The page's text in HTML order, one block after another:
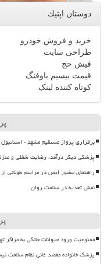
دوستان اپتیك
خرید و فروش خودرو
طراحی سایت
فیش حج
قیمت بیسیم باوفنگ
کوتاه کننده لینک
برقراری پرواز مستقیم مشهد - استانبول
پزشکی دیگر درآمد، رضایت شغلی و
راهنمای حضور ایمن در مراسم طولانی از
نقش تغذیه در سلامت روان
ممنوعیت ورود حیوانات خانگی به مراکز
پزشک خانواده مقصد غائی نظام سلامت